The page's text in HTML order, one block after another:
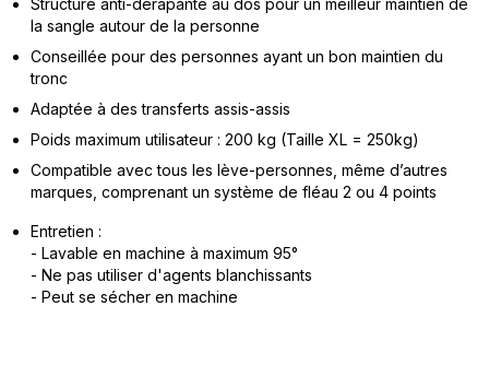
Structure anti-dérapante au dos pour un meilleur maintien de
la sangle autour de la personne
Conseillée pour des personnes ayant un bon maintien du
tronc
Adaptée à des transferts assis-assis
Poids maximum utilisateur : 200 kg (Taille XL = 250kg)
Compatible avec tous les lève-personnes, même d’autres
marques, comprenant un système de fléau 2 ou 4 points
Entretien :
- Lavable en machine à maximum 95°
- Ne pas utiliser d'agents blanchissants
- Peut se sécher en machine